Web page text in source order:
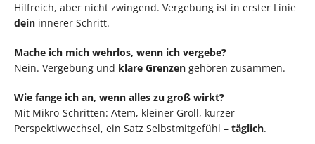
Hilfreich, aber nicht zwingend. Vergebung ist in erster Linie
dein innerer Schritt.
Mache ich mich wehrlos, wenn ich vergebe?
Nein. Vergebung und klare Grenzen gehören zusammen.
Wie fange ich an, wenn alles zu groß wirkt?
Mit Mikro-Schritten: Atem, kleiner Groll, kurzer
Perspektivwechsel, ein Satz Selbstmitgefühl – täglich.